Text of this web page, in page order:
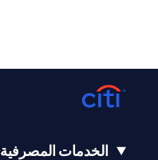
الخدمات المصرفية